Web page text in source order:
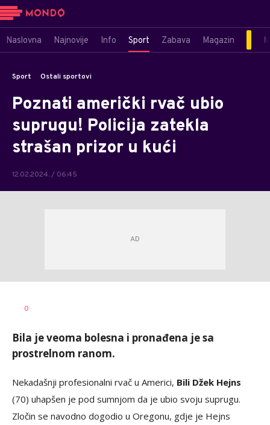
Naslovna Najnovije Info Sport Zabava Magazin
Sport Ostali sportovi
Poznati američki rvač ubio
suprugu! Policija zatekla
strašan prizor u kući
12.02.2024. / 06:45
AUTOR
0
Bila je veoma bolesna i pronađena je sa
prostrelnom ranom.
Nekadašnji profesionalni rvač u Americi, Bili Džek Hejns
(70) uhapšen je pod sumnjom da je ubio svoju suprugu.
Zločin se navodno dogodio u Oregonu, gdje je Hejns